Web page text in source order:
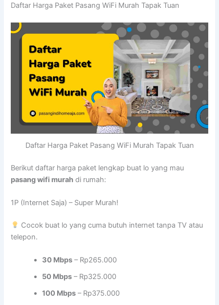
Daftar Harga Paket Pasang WiFi Murah Tapak Tuan
Daftar Harga Paket Pasang WiFi Murah Tapak Tuan
Berikut daftar harga paket lengkap buat lo yang mau
pasang wifi murah di rumah:
1P (Internet Saja) – Super Murah!
Cocok buat lo yang cuma butuh internet tanpa TV atau
telepon.
30 Mbps – Rp265.000
50 Mbps – Rp325.000
100 Mbps – Rp375.000